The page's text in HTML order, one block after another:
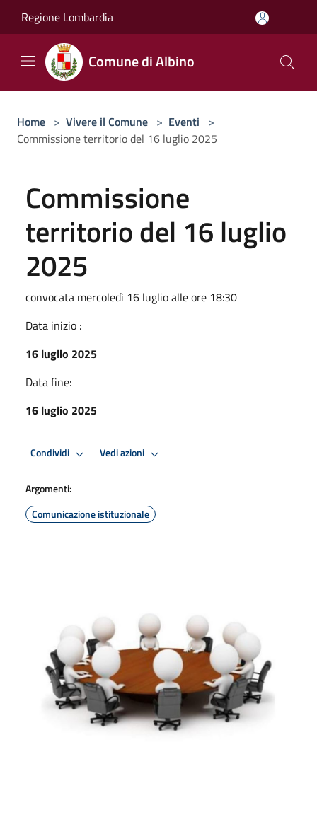
Regione Lombardia
Comune di Albino
Home > Vivere il Comune > Eventi >
Commissione territorio del 16 luglio 2025
Commissione
territorio del 16 luglio
2025
convocata mercoledì 16 luglio alle ore 18:30
Data inizio :
16 luglio 2025
Data fine:
16 luglio 2025
Condividi Vedi azioni
Argomenti:
Comunicazione istituzionale